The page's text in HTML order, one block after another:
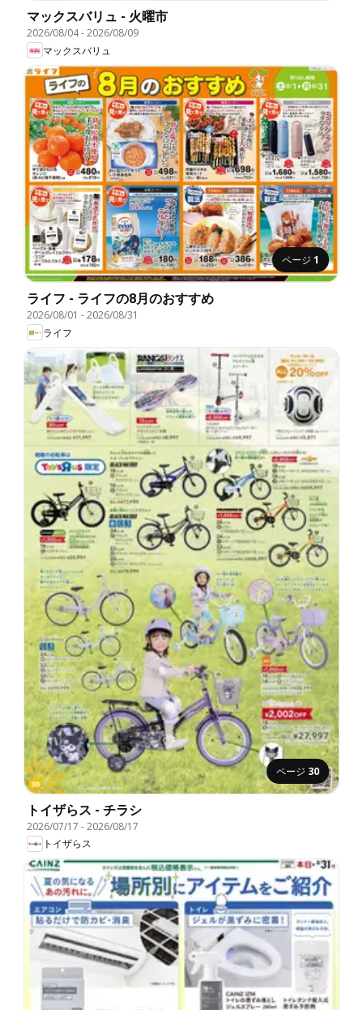
マックスバリュ - 火曜市
2026/08/04-2026/08/09
マックスバリュ
ページ 1
ライフ - ライフの8月のおすすめ
2026/08/01 -2026/08/31
ライフ
ページ 30
トイザらス - チラシ
2026/07/17 -2026/08/17
トイザらス